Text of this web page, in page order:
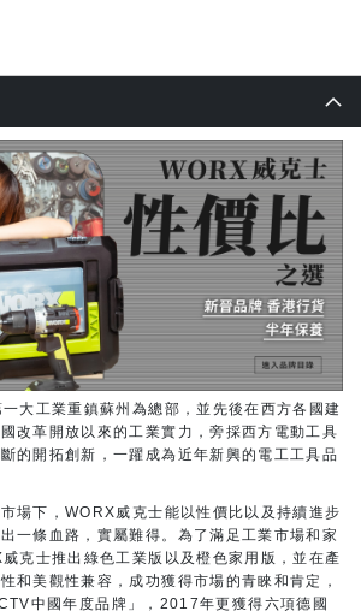
大工業重鎮蘇州為總部，並先後在西方各國建
改革開放以來的工業實力，旁採西方電動工具
的開拓創新，一躍成為近年新興的電工工具品
場下，WORX威克士能以性價比以及持續進步
一條血路，實屬難得。為了滿足工業市場和家
克士推出綠色工業版以及橙色家用版，並在產
和美觀性兼容，成功獲得市場的青睞和肯定，
中國年度品牌」，2017年更獲得六項德國